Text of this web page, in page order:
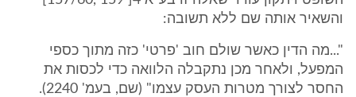
והשאיר אותה שם ללא תשובה:
"...מה הדין כאשר שולם חוב 'פרטי' כזה מתוך כספי
המפעל, ולאחר מכן נתקבלה הלוואה כדי לכסות את
החסר לצורך מטרות העסק עצמו" (שם, בעמ' 2240).